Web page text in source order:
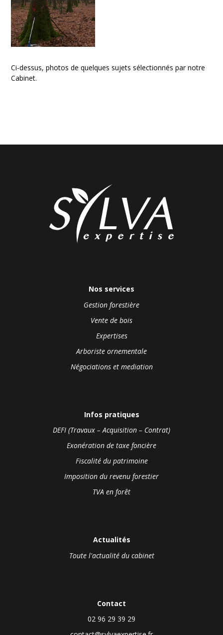
Ci-dessus, photos de quelques sujets sélectionnés par notre
Cabinet.
Nos services
Gestion forestière
Vente de bois
Expertises
Arboriste ornementale
Négociations et mediation
Infos pratiques
DEFI (Travaux – Acquisition – Contrat)
Exonération de taxe foncière
Fiscalité du patrimoine
Imposition du revenu forestier
TVA en forêt
Actualités
Toute l'actualité du cabinet
Contact
02 96 29 39 29